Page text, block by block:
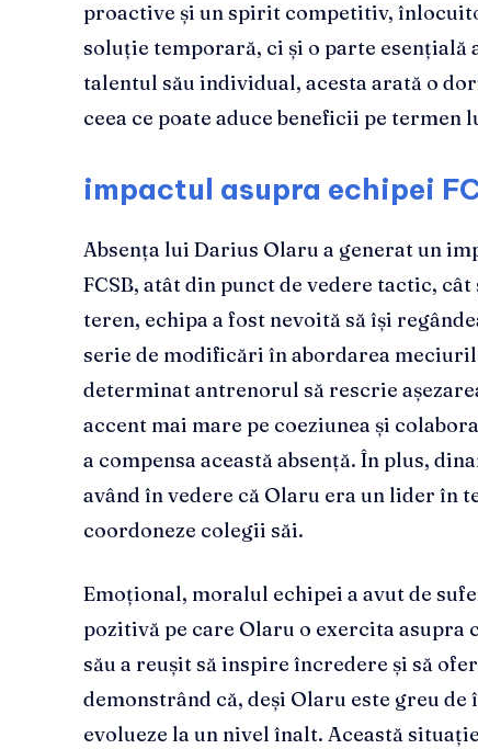
proactive și un spirit competitiv,
soluție temporară, ci și o parte esențială
talentul său individual, acesta arată o
ceea ce poate aduce beneficii pe termen
impactul asupra echipei
Absența lui Darius Olaru a generat un
FCSB, atât din punct de vedere tactic,
teren, echipa a fost nevoită să își
serie de modificări în abordarea
determinat antrenorul să rescrie
accent mai mare pe coeziunea și
a compensa această absență. În plus,
având în vedere că Olaru era un lider în
coordoneze colegii săi.
Emoțional, moralul echipei a avut de
pozitivă pe care Olaru o exercita
său a reușit să inspire încredere și să
demonstrând că, deși Olaru este greu
evolueze la un nivel înalt. Această